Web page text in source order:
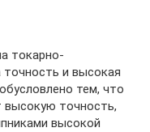
токарно-
точность и высокая
тем, что
точность,
высокой